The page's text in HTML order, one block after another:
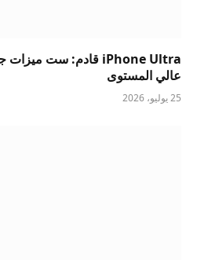
عالي المستوى
25 يوليو، 2026